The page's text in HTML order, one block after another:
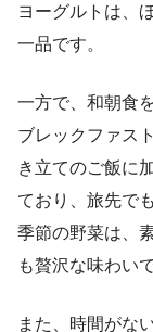
ヨーグルトは、
一品です。
一方で、和朝食
ブレックファス
き立てのご飯に
ており、旅先で
季節の野菜は、
も贅沢な味わいで
また、時間がな